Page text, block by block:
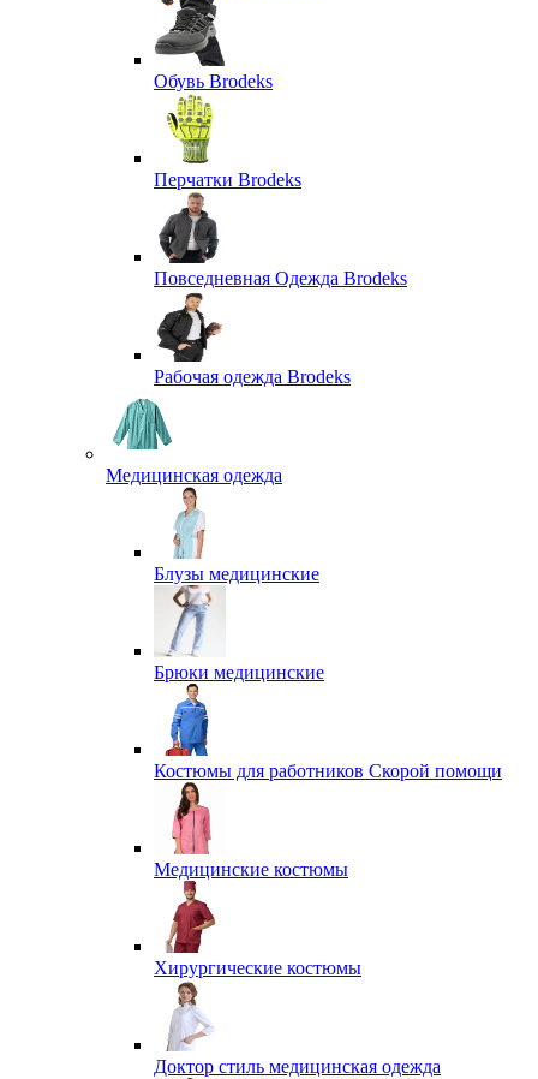
Обувь Brodeks
Перчатки Brodeks
Повседневная Одежда Brodeks
Рабочая одежда Brodeks
Медицинская одежда
Блузы медицинские
Брюки медицинские
Костюмы для работников Скорой помощи
Медицинские костюмы
Хирургические костюмы
Доктор стиль медицинская одежда